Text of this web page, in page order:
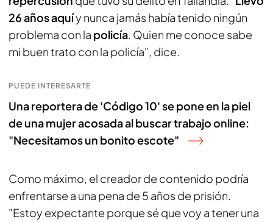
26 años aquíy nunca jamás había tenido ningún
problema con la policía. Quien me conoce sabe
mi buen trato con la policía", dice.
PUEDE INTERESARTE
Una reportera de 'Código 10' se pone en la piel
de una mujer acosada al buscar trabajo online:
"Necesitamos un bonito escote"
Como máximo, el creador de contenido podría
enfrentarse a una pena de 5 años de prisión.
"Estoy expectante porque sé que voy a tener una